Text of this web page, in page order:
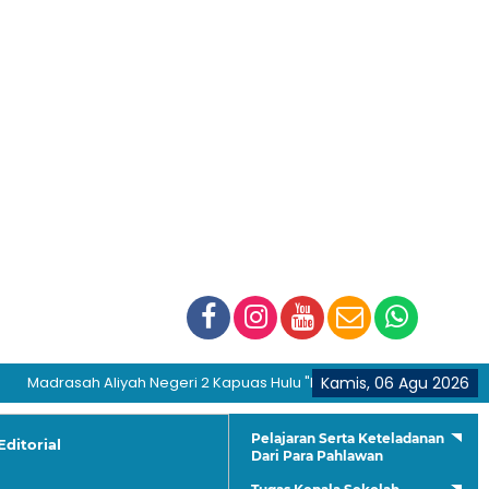
Kamis, 06 Agu 2026
Aliyah Negeri 2 Kapuas Hulu "Membentuk Generasi Hijrah dan
Pelajaran Serta Keteladanan
Dari Para Pahlawan